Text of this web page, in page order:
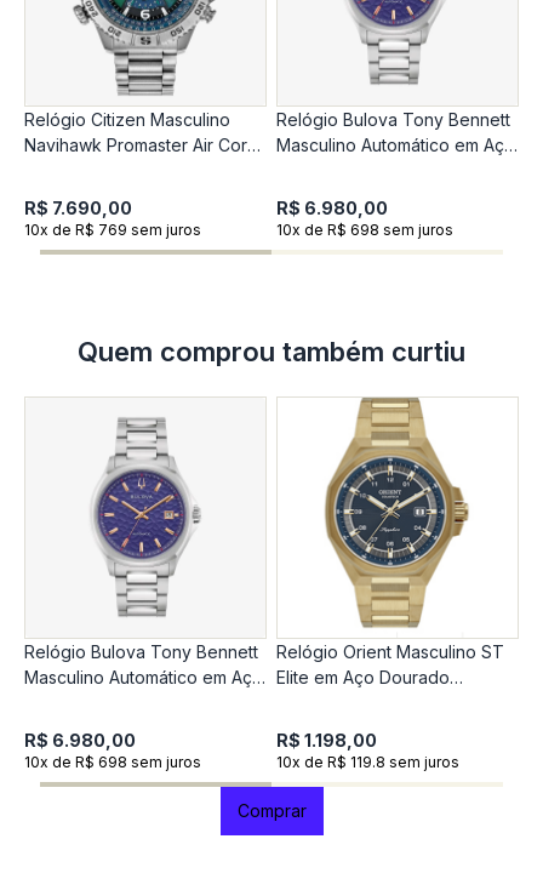
Relógio Citizen Masculino
Navihawk Promaster Air Cor
AT8220-55WN
R$ 7.690,00
10x de R$ 769 sem juros
Relógio Bulova Tony Bennett
Masculino Automático em Aço
R$ 6.980,00
10x de R$ 698 sem juros
Quem comprou também curtiu
Relógio Bulova Tony Bennett
Masculino Automático em Aço
R$ 6.980,00
10x de R$ 698 sem juros
Relógio Orient Masculino ST
Elite em Aço Dourado
R$ 1.198,00
10x de R$ 119.8 sem juros
Comprar